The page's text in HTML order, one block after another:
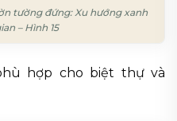
tường đứng: Xu hướng xanh
– Hình 15
hợp cho biệt thự và